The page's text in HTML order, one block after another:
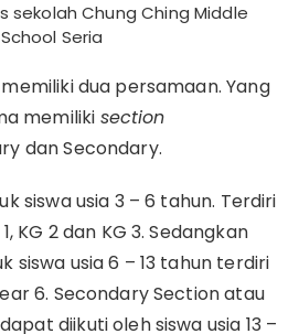
sekolah Chung Ching Middle
School Seria
dua persamaan. Yang
memiliki section
dan Secondary.
siswa usia 3 – 6 tahun. Terdiri
KG 2 dan KG 3. Sedangkan
siswa usia 6 – 13 tahun terdiri
6. Secondary Section atau
diikuti oleh siswa usia 13 –